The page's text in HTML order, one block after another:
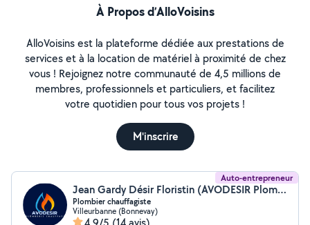
À Propos d’AlloVoisins
AlloVoisins est la plateforme dédiée aux prestations de
services et à la location de matériel à proximité de chez
vous ! Rejoignez notre communauté de 4,5 millions de
membres, professionnels et particuliers, et facilitez
votre quotidien pour tous vos projets !
M'inscrire
Auto-entrepreneur
Jean Gardy Désir Floristin (AVODESIR Plomberie Chauffage)
Plombier chauffagiste
Villeurbanne (Bonnevay)